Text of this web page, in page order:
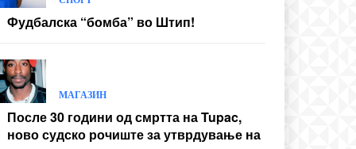
Фудбалска “бомба” во Штип!
МАГАЗИН
После 30 години од смртта на Tupac,
ново судско рочиште за утврдување на